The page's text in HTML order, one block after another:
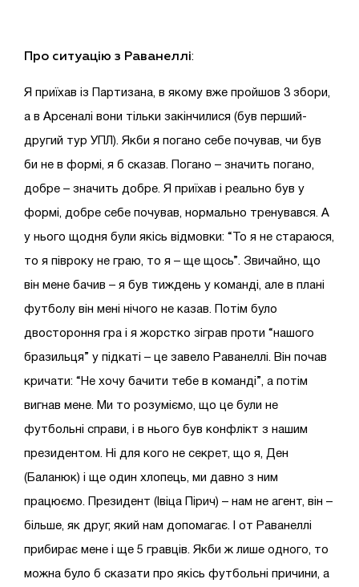
Про ситуацію з Раванеллі:
Я приїхав із Партизана, в якому вже пройшов 3 збори,
а в Арсеналі вони тільки закінчилися (був перший-
другий тур УПЛ). Якби я погано себе почував, чи був
би не в формі, я б сказав. Погано – значить погано,
добре – значить добре. Я приїхав і реально був у
формі, добре себе почував, нормально тренувався. А
у нього щодня були якісь відмовки: “То я не стараюся,
то я півроку не граю, то я – ще щось”. Звичайно, що
він мене бачив – я був тиждень у команді, але в плані
футболу він мені нічого не казав. Потім було
двостороння гра і я жорстко зіграв проти “нашого
бразильця” у підкаті – це завело Раванеллі. Він почав
кричати: “Не хочу бачити тебе в команді”, а потім
вигнав мене. Ми то розуміємо, що це були не
футбольні справи, і в нього був конфлікт з нашим
президентом. Ні для кого не секрет, що я, Ден
(Баланюк) і ще один хлопець, ми давно з ним
працюємо. Президент (Івіца Пірич) – нам не агент, він –
більше, як друг, який нам допомагає. І от Раванеллі
прибирає мене і ще 5 гравців. Якби ж лише одного, то
можна було б сказати про якісь футбольні причини, а